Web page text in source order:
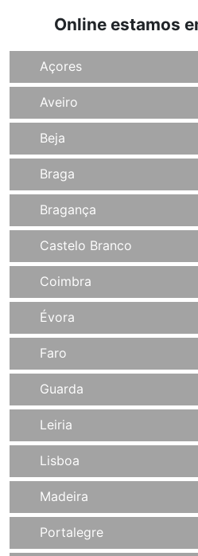
Online estamos
Açores
Aveiro
Beja
Braga
Bragança
Castelo Branco
Coimbra
Évora
Faro
Guarda
Leiria
Lisboa
Madeira
Portalegre